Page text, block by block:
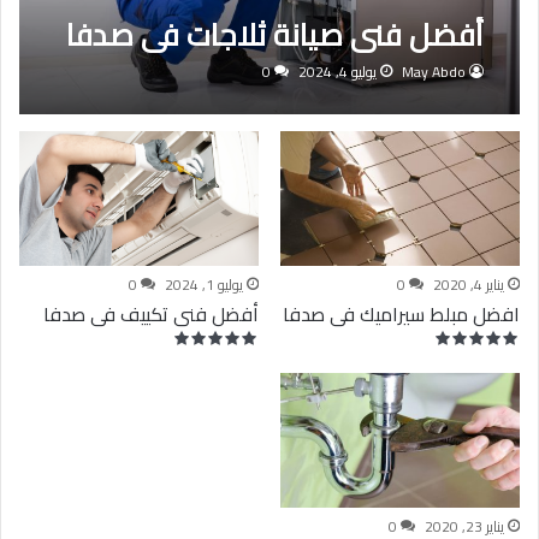
أفضل فنى صيانة ثلاجات فى صدفا
May Abdo يوليو 4, 2024 0
يناير 4, 2020 0
افضل مبلط سيراميك فى صدفا
يوليو 1, 2024 0
أفضل فنى تكييف فى صدفا
يناير 23, 2020 0